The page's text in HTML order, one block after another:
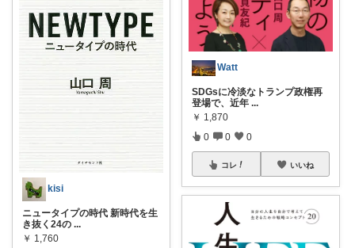
kisi
ニュータイプの時代 新時代を生
き抜く24の ...
￥ 1,760
Watt
SDGsに冷淡なトランプ政権再
登場で、近年 ...
￥ 1,870
0 0 0
コレ いいね